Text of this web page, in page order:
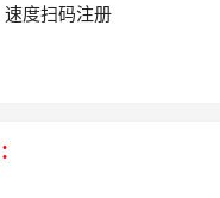
度扫码注册